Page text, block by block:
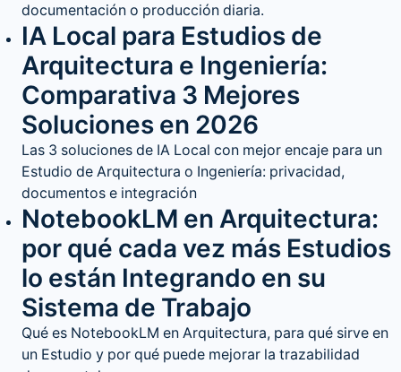
documentación o producción diaria.
IA Local para Estudios de
Arquitectura e Ingeniería:
Comparativa 3 Mejores
Soluciones en 2026
Las 3 soluciones de IA Local con mejor encaje para un
Estudio de Arquitectura o Ingeniería: privacidad,
documentos e integración
NotebookLM en Arquitectura:
por qué cada vez más Estudios
lo están Integrando en su
Sistema de Trabajo
Qué es NotebookLM en Arquitectura, para qué sirve en
un Estudio y por qué puede mejorar la trazabilidad